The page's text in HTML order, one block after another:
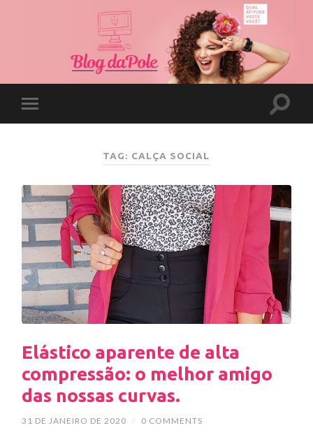
TAG: CALÇA SOCIAL
Elástico aparente de alta
compressão: o melhor amigo
das nossas curvas.
31 DE JANEIRO DE 2020 / 0 COMMENTS